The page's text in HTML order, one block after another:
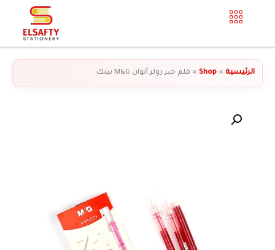
الرئيسية »
Shop
» قلم حبر رولر ألوان M&G بينك